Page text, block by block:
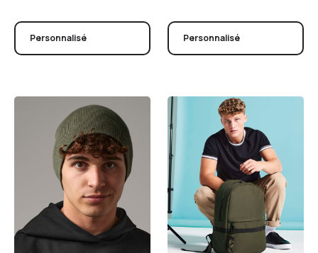
Personnalisé Personnalisé